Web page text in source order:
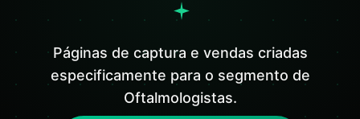
Páginas de captura e vendas criadas
especificamente para o segmento de
Oftalmologistas.